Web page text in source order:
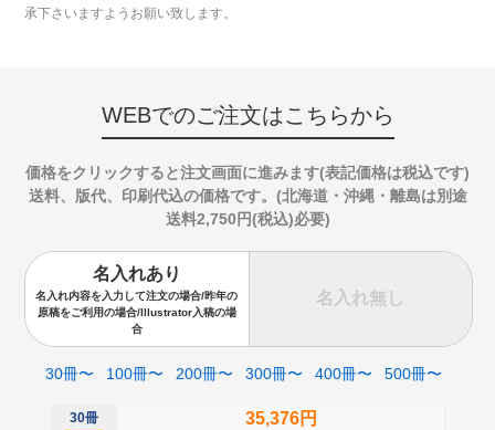
承下さいますようお願い致します。
WEBでのご注文はこちらから
価格をクリックすると注文画面に進みます(表記価格は税込です)
送料、版代、印刷代込の価格です。(北海道・沖縄・離島は別途
送料2,750円(税込)必要)
名入れあり
名入れ内容を入力して注文の場合/昨年の
原稿をご利用の場合/Illustrator入稿の場
合
名入れ無し
30冊〜 100冊〜 200冊〜 300冊〜 400冊〜 500冊〜
30冊 35,376円